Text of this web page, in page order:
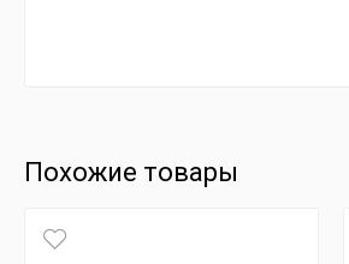
Похожие товары